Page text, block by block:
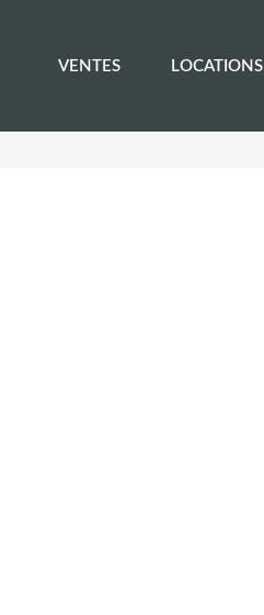
VENTES LOCATIONS